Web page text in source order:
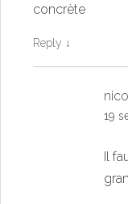
concrète
Reply ↓
19
Il